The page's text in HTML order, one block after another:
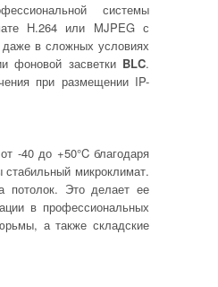
системы
H.264 или MJPEG с
в сложных условиях
фоновой засветки BLC.
при размещении IP-
-40 до +50°C благодаря
стабильный микроклимат.
потолок. Это делает ее
в профессиональных
а также складские